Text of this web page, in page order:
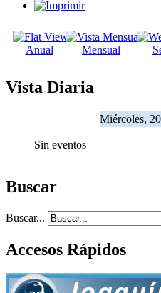
Anual Mensual
Vista Diaria
Miércoles,
Sin eventos
Buscar
Buscar...
Accesos Rápidos